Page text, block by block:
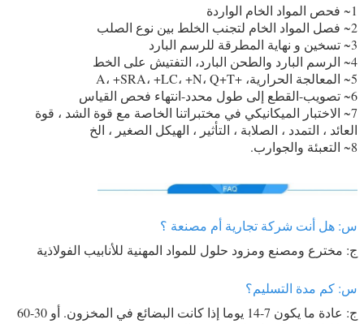
1~ فحص المواد الخام الواردة
2~ فصل المواد الخام لتجنب الخلط بين نوع الصلب
3~ تسخين و نهاية المطرقة للرسم البارد
4~ الرسم البارد والطحن البارد، التفتيش على الخط
5~ المعالجة الحرارية، +A، +SRA، +LC، +N، Q+T
6~ تصويب-القطع إلى طول محدد-انتهاء فحص القياس
7~ الاختبار الميكانيكي في مختبراتنا الخاصة مع قوة الشد ، قوة
العائد ، التمدد ، الصلابة ، التأثير ، الهيكل الصغير ، الخ
8~ التعبئة والجوارب.
س: هل أنت شركة تجارية أم مصنعة ؟
ج: مخترع ومصنع ومزود حلول للمواد المهنية للأنابيب الفولاذية
س: كم مدة التسليم؟
ج: عادة ما يكون 7-14 يوما إذا كانت البضائع في المخزون. أو 30-60